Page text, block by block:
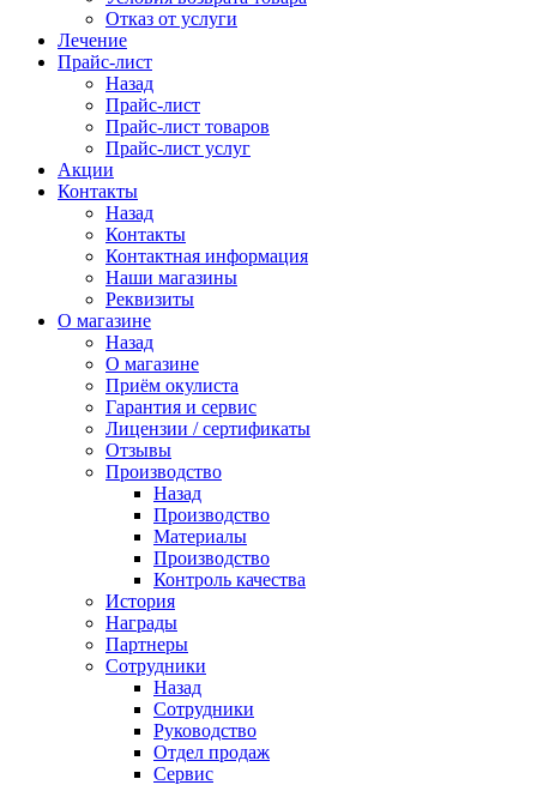
Отказ от услуги
Лечение
Прайс-лист
Назад
Прайс-лист
Прайс-лист товаров
Прайс-лист услуг
Акции
Контакты
Назад
Контакты
Контактная информация
Наши магазины
Реквизиты
О магазине
Назад
О магазине
Приём окулиста
Гарантия и сервис
Лицензии / сертификаты
Отзывы
Производство
Назад
Производство
Материалы
Производство
Контроль качества
История
Награды
Партнеры
Сотрудники
Назад
Сотрудники
Руководство
Отдел продаж
Сервис